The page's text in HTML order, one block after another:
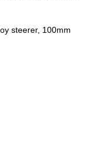
steerer, 100mm